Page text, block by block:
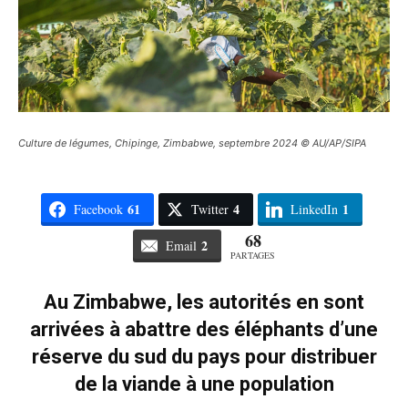
Culture de légumes, Chipinge, Zimbabwe, septembre 2024 © AU/AP/SIPA
Facebook 61 Twitter 4 LinkedIn 1
Email 2 68
PARTAGES
Au Zimbabwe, les autorités en sont
arrivées à abattre des éléphants d’une
réserve du sud du pays pour distribuer
de la viande à une population